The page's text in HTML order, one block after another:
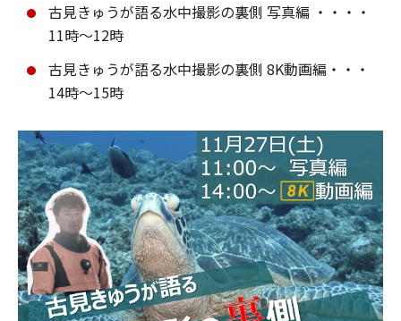
古見きゅうが語る水中撮影の裏側 写真編 ・・・・
11時～12時
古見きゅうが語る水中撮影の裏側 8K動画編・・・
14時～15時